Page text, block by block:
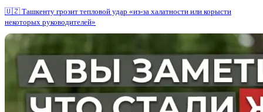
🇺🇿 Ташкенту грозит тепловой удар «из-за халатности или корысти
некоторых руководителей»